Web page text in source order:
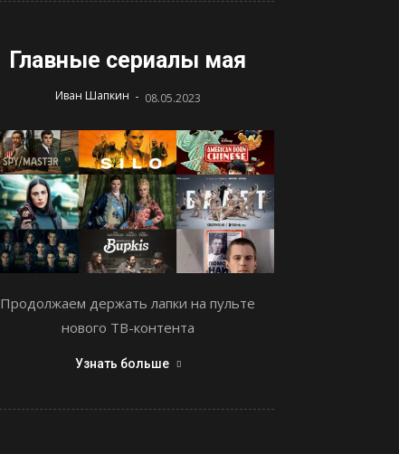
Главные сериалы мая
Иван Шапкин - 08.05.2023
Продолжаем держать лапки на пульте
нового ТВ-контента
Узнать больше